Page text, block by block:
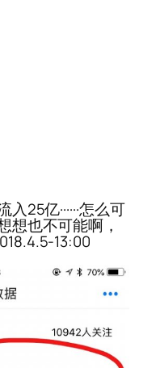
25亿······怎么可
想也不可能啊，
13:00